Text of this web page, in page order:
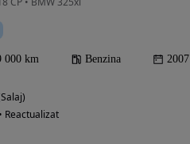
000 km Benzina 2007
Reactualizat